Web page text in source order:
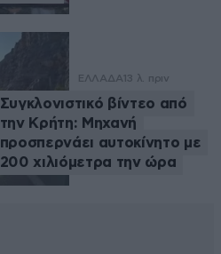
ΕΛΛΑΔΑ 13 λ. πριν
Συγκλονιστικό βίντεο από
την Κρήτη: Μηχανή
προσπερνάει αυτοκίνητο με
200 χιλιόμετρα την ώρα